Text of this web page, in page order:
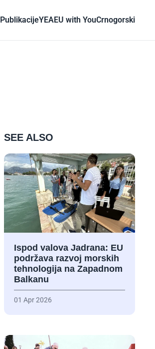
PublikacijeYEAEU with YouCrnogorski
SEE ALSO
Ispod valova Jadrana: EU
podržava razvoj morskih
tehnologija na Zapadnom
Balkanu
01 Apr 2026